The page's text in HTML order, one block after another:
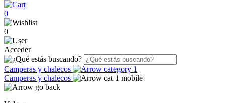
0
0
Acceder
Camperas y chalecos
Camperas y chalecos